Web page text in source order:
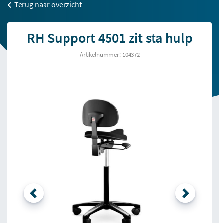
Terug naar overzicht
RH Support 4501 zit sta hulp
Artikelnummer: 104372